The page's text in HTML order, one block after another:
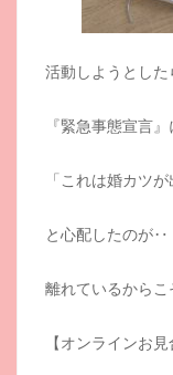
活動しようとし
『緊急事態宣言
「これは婚カツ
と心配したのが‥
離れているから
【オンラインお見